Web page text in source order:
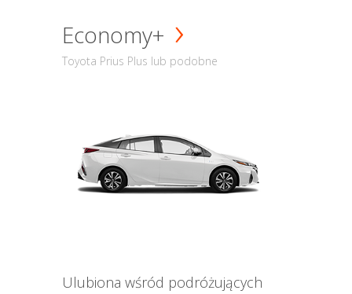
Economy+
Toyota Prius Plus lub podobne
Ulubiona wśród podróżujących